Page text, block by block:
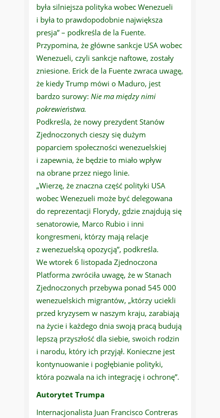
była silniejsza polityka wobec Wenezueli
i była to prawdopodobnie największa
presja” – podkreśla de la Fuente.
Przypomina, że główne sankcje USA wobec
Wenezueli, czyli sankcje naftowe, zostały
zniesione. Erick de la Fuente zwraca uwagę,
że kiedy Trump mówi o Maduro, jest
bardzo surowy: Nie ma między nimi
pokrewieństwa.
Podkreśla, że nowy prezydent Stanów
Zjednoczonych cieszy się dużym
poparciem społeczności wenezuelskiej
i zapewnia, że będzie to miało wpływ
na obrane przez niego linie.
„Wierzę, że znaczna część polityki USA
wobec Wenezueli może być delegowana
do reprezentacji Florydy, gdzie znajdują się
senatorowie, Marco Rubio i inni
kongresmeni, którzy mają relacje
z wenezuelską opozycją”, podkreśla.
We wtorek 6 listopada Zjednoczona
Platforma zwróciła uwagę, że w Stanach
Zjednoczonych przebywa ponad 545 000
wenezuelskich migrantów, „którzy uciekli
przed kryzysem w naszym kraju, zarabiają
na życie i każdego dnia swoją pracą budują
lepszą przyszłość dla siebie, swoich rodzin
i narodu, który ich przyjął. Konieczne jest
kontynuowanie i pogłębianie polityki,
która pozwala na ich integrację i ochronę”.
Autorytet Trumpa
Internacjonalista Juan Francisco Contreras